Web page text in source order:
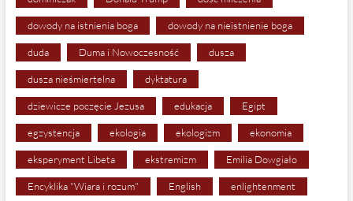
dowody na istnienia boga dowody na nieistnienie boga
duda Duma i Nowoczesność dusza
dusza nieśmiertelna dyktatura
dziewicze poczęcie Jezusa edukacja Egipt
egzystencja ekologia ekologizm ekonomia
eksperyment Libeta ekstremizm Emilia Dowgiało
Encyklika "Wiara i rozum" English enlightenment